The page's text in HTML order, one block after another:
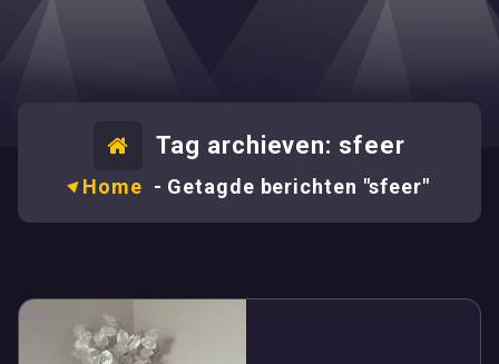
Tag archieven: sfeer
Home - Getagde berichten "sfeer"